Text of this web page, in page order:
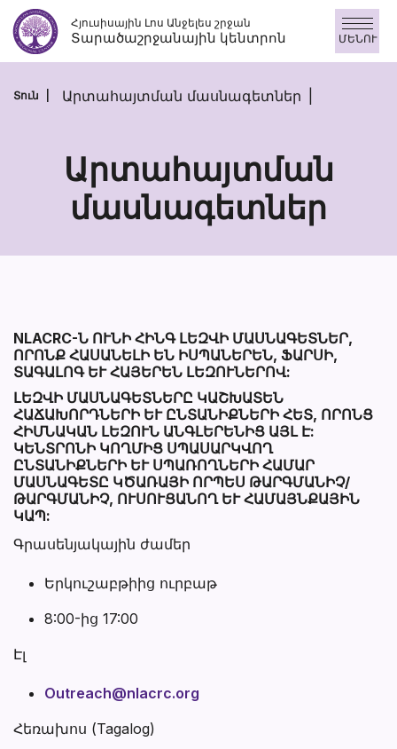
Skip
to
content
Հյուսիսային Լոս Անջելես շրջան
Տարածաշրջանային կենտրոն ՄԵՆՈՒ
Տուն Արտահայտման մասնագետներ
Արտահայտման
մասնագետներ
Section heading
Section heading
NLACRC-Ն ՈՒՆԻ ՀԻՆԳ ԼԵԶՎԻ ՄԱՍՆԱԳԵՏՆԵՐ,
ՈՐՈՆՔ ՀԱՍԱՆԵԼԻ ԵՆ ԻՍՊԱՆԵՐԵՆ, ՖԱՐՍԻ,
ՏԱԳԱԼՈԳ ԵՒ ՀԱՅԵՐԵՆ ԼԵԶՈՒՆԵՐՈՎ:
ԼԵԶՎԻ ՄԱՍՆԱԳԵՏՆԵՐԸ ԿԱՇԽԱՏԵՆ
ՀԱՃԱԽՈՐԴՆԵՐԻ ԵՒ ԸՆՏԱՆԻՔՆԵՐԻ ՀԵՏ, ՈՐՈՆՑ Հ
ԻՄՆԱԿԱՆ ԼԵԶՈՒՆ ԱՆԳԼԵՐԵՆԻՑ ԱՅԼ Է: Կ
ԵՆՏՐՈՆԻ ԿՈՂՄԻՑ ՍՊԱՍԱՐԿՎՈՂ Ը
ՆՏԱՆԻՔՆԵՐԻ ԵՒ ՍՊԱՌՈՂՆԵՐԻ ՀԱՄԱՐ ՄԱ
ՍՆԱԳԵՏԸ ԿԾԱՌԱՅԻ ՈՐՊԵՍ ԹԱՐԳՄԱՆԻՉ/ԹԱ
ՐԳՄԱՆԻՉ, ՈՒՍՈՒՑԱՆՈՂ ԵՒ ՀԱՄԱՅՆՔԱՅԻՆ ԿԱՊ
:
Գրասենյակային ժամեր
Երկուշաբթիից ուրբաթ
8:00-ից 17:00
Էլ
Outreach@nlacrc.org
Հեռախոս (Tagalog)